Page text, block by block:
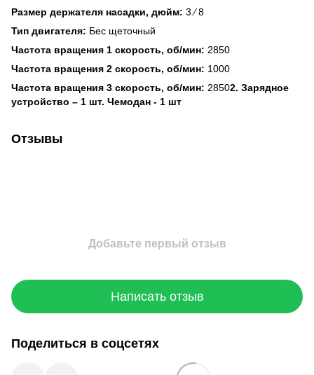
Размер держателя насадки, дюйм: 3 ⁄ 8
Тип двигателя: Бес щеточный
Частота вращения 1 скорость, об/мин: 2850
Частота вращения 2 скорость, об/мин: 1000
Частота вращения 3 скорость, об/мин: 28502. Зарядное
устройство – 1 шт. Чемодан - 1 шт
Отзывы
Добавьте первый отзыв
Написать отзыв
Поделиться в соцсетях